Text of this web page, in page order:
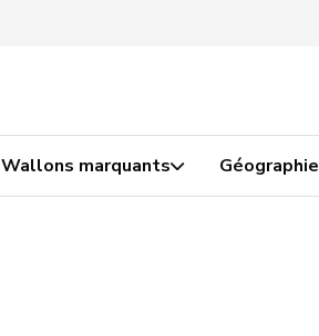
Wallons marquants Géographie